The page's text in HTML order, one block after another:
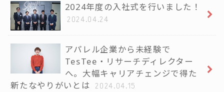
2024年度の入社式を行いました！
2024.04.24
アパレル企業から未経験で
TesTee・リサーチディレクター
へ。大幅キャリアチェンジで得た
新たなやりがいとは
2024.04.15